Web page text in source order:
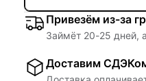
Привезём из-за
Займёт 20-25 дней,
Доставим